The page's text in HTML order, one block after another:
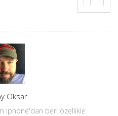
Oksar
iphone'dan beri özellikle